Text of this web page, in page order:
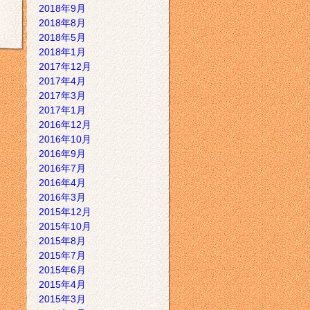
2018年9月
2018年8月
2018年5月
2018年1月
2017年12月
2017年4月
2017年3月
2017年1月
2016年12月
2016年10月
2016年9月
2016年7月
2016年4月
2016年3月
2015年12月
2015年10月
2015年8月
2015年7月
2015年6月
2015年4月
2015年3月